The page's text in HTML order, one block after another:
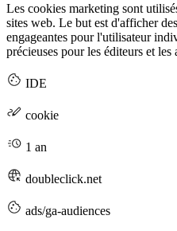
Les cookies marketing sont
sites web. Le but est d'afficher
engageantes pour l'utilisateur
précieuses pour les éditeurs et les
IDE
cookie
1 an
doubleclick.net
ads/ga-audiences